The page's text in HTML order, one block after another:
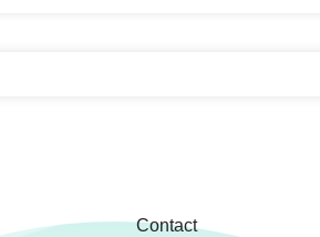
Contact